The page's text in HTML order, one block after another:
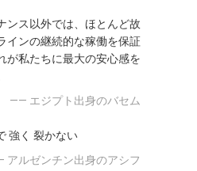
ンス以外では、ほとんど故
インの継続的な稼働を保証
が私たちに最大の安心感を
—— エジプト出身のバセム
強く 裂かない
アルゼンチン出身のアシフ